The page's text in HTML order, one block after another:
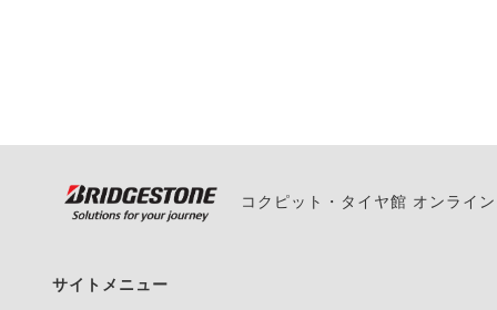
また、やむを得ない
コクピット・タイヤ館 オンライ
サイトメニュー